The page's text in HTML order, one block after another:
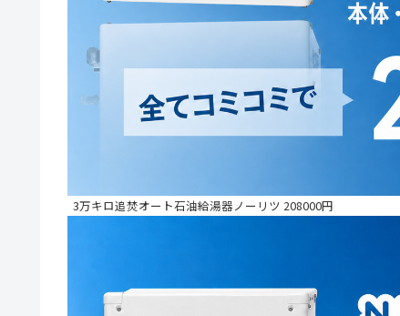
3万キロ追焚オート石油給湯器ノーリツ 208000円